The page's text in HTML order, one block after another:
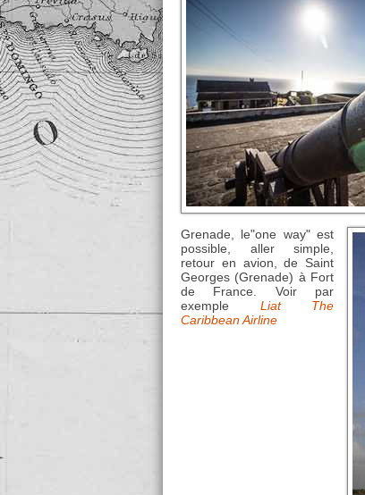
Grenade, le"one way" est
possible, aller simple,
retour en avion, de Saint
Georges (Grenade) à Fort
de France. Voir par
exemple Liat The
Caribbean Airline